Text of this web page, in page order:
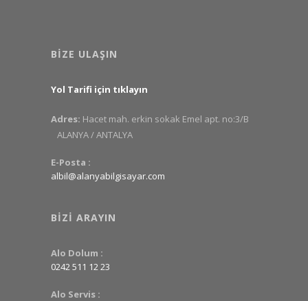
BIZE ULAŞIN
Yol Tarifi için tıklayın
Adres: Hacet mah. erkin sokak Emel apt. no:3/B
ALANYA / ANTALYA
E-Posta :
albil@alanyabilgisayar.com
BIZI ARAYIN
Alo Dolum :
0242 511 12 23
Alo Servis :